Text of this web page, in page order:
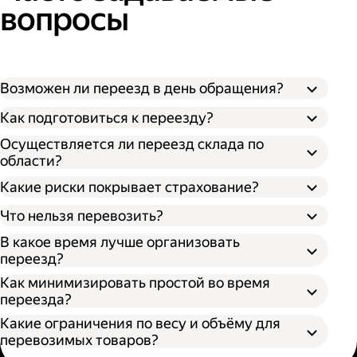
вопросы
Возможен ли переезд в день обращения?
Как подготовиться к переезду?
Осуществляется ли переезд склада по
области?
Какие риски покрывает страхование?
Что нельзя перевозить?
В какое время лучше организовать
переезд?
Как минимизировать простой во время
переезда?
Какие ограничения по весу и объёму для
перевозимых товаров?